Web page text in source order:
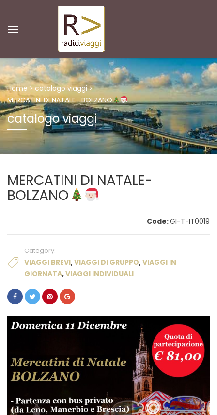
Home
catalogo viaggi
MERCATINI DI NATALE- BOLZANO
catalogo viaggi
MERCATINI DI NATALE-
BOLZANO
Code:GI-T-IT0019
Category:
VIAGGI BREVI,VIAGGI DI GRUPPO,VIAGGI IN
GIORNATA,VIAGGI INDIVIDUALI